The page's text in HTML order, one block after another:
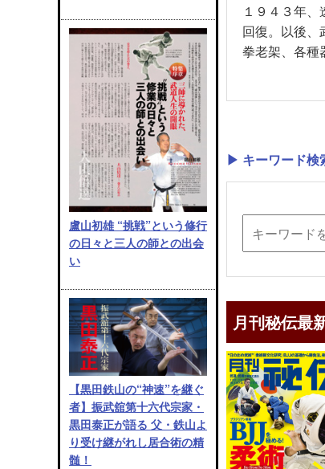
盧山初雄 “挑戦”という修行
の日々と三人の師との出会
い
【黒田鉄山の“神速”を継ぐ
者】振武舘第十六代宗家・
黒田泰正が語る 父・鉄山よ
り受け継がれし居合術の精
髄！
１９４３年
回復。以後、
拳老架、各種
▶ キーワード検
月刊秘伝最